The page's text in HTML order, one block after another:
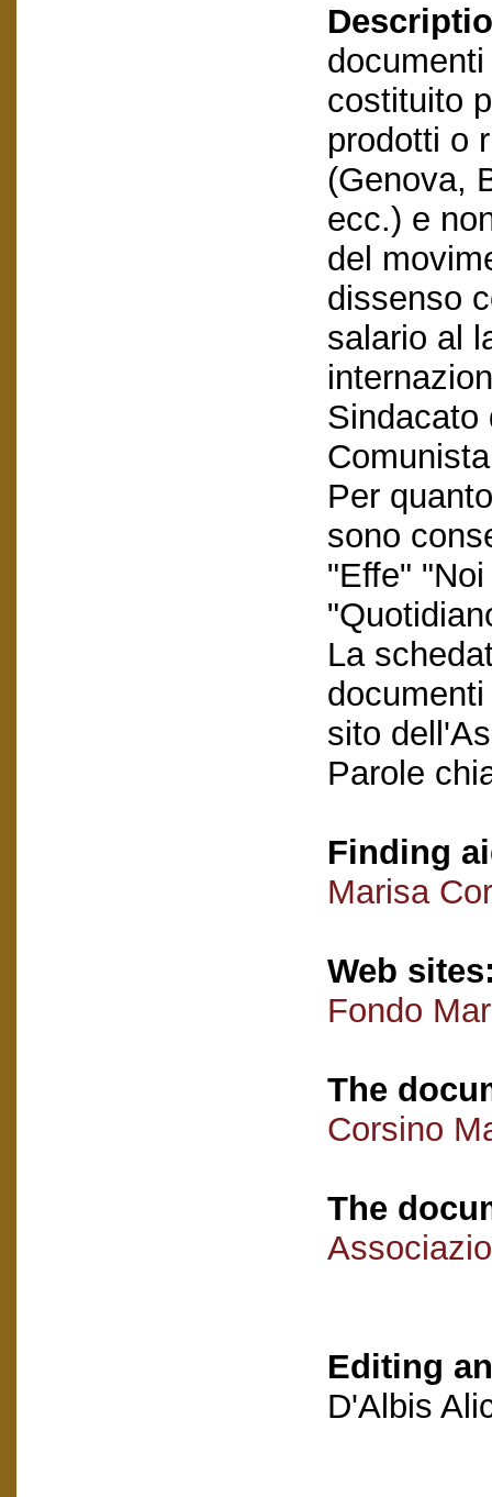
costituito
prodotti o
(Genova,
ecc.) e
del
dissenso
salario al
Sindacato
Per
sono
"Effe"
La
sito
Parole
Finding
Marisa
Web
Fondo
The
Corsino
The
Editing
D'Albis